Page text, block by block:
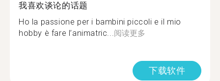
我喜欢谈论的话题
Ho la passione per i bambini piccoli e il mio
hobby è fare l’animatric...阅读更多
下载软件